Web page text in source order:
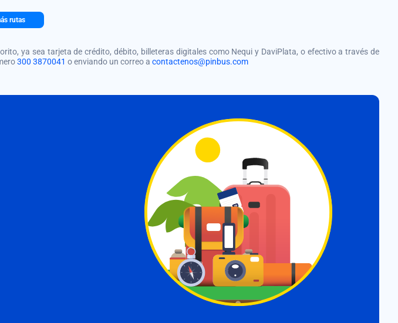
rutas
ya sea tarjeta de crédito, débito, billeteras digitales como Nequi y DaviPlata, o efectivo a través de
300 3870041 o enviando un correo a contactenos@pinbus.com